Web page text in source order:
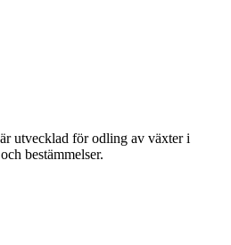
utvecklad för odling av växter i
bestämmelser.